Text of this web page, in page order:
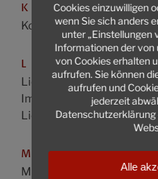
K
Konsumentenschutz
L
Liegenschafts- und
Immobilienrecht
Liegenschaftsverträge
M
Miet- und Wohnrecht
Cookies einzuwilligen
wenn Sie sich anders
unter „Einstellungen
Informationen der
von Cookies erhalten
aufrufen. Sie können
aufrufen und
jederzeit
Alle